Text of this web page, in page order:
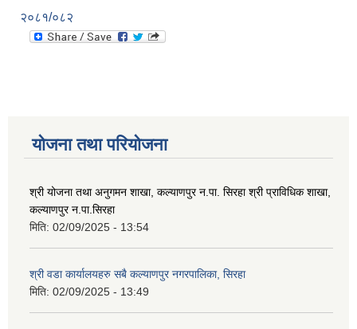
२०८१/०८२
योजना तथा परियोजना
श्री योजना तथा अनुगमन शाखा, कल्याणपुर न.पा. सिरहा श्री प्राविधिक शाखा,
कल्याणपुर न.पा.सिरहा
मिति: 02/09/2025 - 13:54
श्री वडा कार्यालयहरु सबै कल्याणपुर नगरपालिका, सिरहा
मिति: 02/09/2025 - 13:49